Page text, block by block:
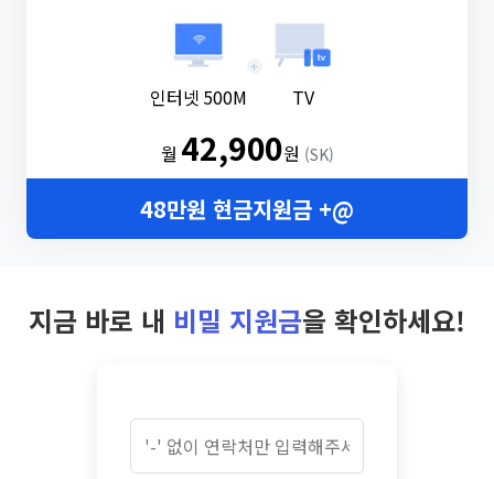
인터넷 500M
+
TV
월 42,900원 (SK)
48만원 현금지원금 +@
지금 바로 내 비밀 지원금을 확인하세요!